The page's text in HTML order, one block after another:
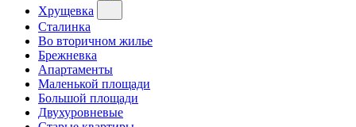
Хрущевка
Сталинка
Во вторичном жилье
Брежневка
Апартаменты
Маленькой площади
Большой площади
Двухуровневые